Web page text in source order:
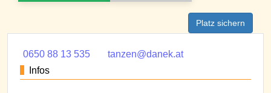
Platz sichern
0650 88 13 535
tanzen@danek.at
Infos